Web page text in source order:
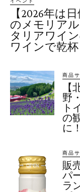
【2026年は
のメモリア
タリアワイ
ワインで乾
商品
【
野
ト
の
に！
商品
販
パ
ラ